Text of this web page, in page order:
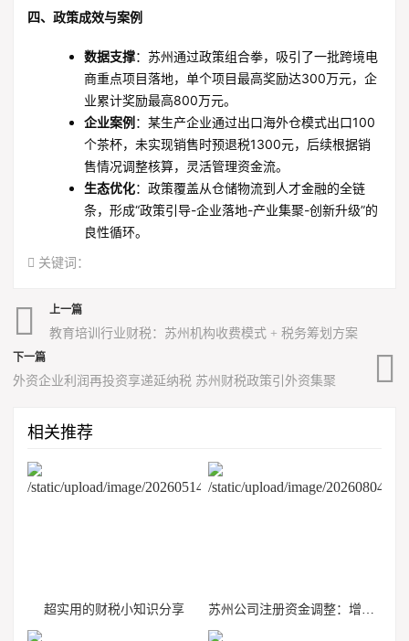
四、政策成效与案例
数据支撑：苏州通过政策组合拳，吸引了一批跨境电
商重点项目落地，单个项目最高奖励达300万元，企
业累计奖励最高800万元。
企业案例 ：某生产企业通过出口海外仓模式出口100
个茶杯，未实现销售时预退税1300元，后续根据销
售情况调整核算，灵活管理资金流。
生态优化：政策覆盖从仓储物流到人才金融的全链
条，形成“政策引导-企业落地-产业集聚-创新升级”的
良性循环。
关键词：
上一篇
教育培训行业财税：苏州机构收费模式 + 税务筹划方案
下一篇
外资企业利润再投资享递延纳税 苏州财税政策引外资集聚
相关推荐
超实用的财税小知识分享